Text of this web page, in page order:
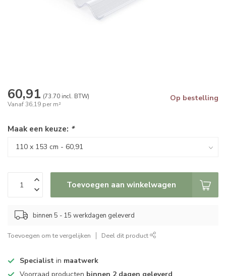
60,91 (73.70 incl. BTW)
Vanaf 36,19 per m²
Op bestelling
Maak een keuze: *
Toevoegen aan winkelwagen
binnen 5 - 15 werkdagen geleverd
Toevoegen om te vergelijken Deel dit product
Specialist in maatwerk